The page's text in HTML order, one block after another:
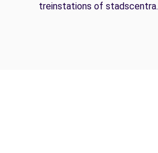
treinstations of stadscentra.